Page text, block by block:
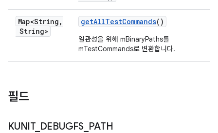
Map<String ,
String>
getAllTestCommands()
일관성을 위해 mBinaryPaths를
mTestCommands로 변환합니다.
필드
KUNIT_ DEBUGFS_ PATH